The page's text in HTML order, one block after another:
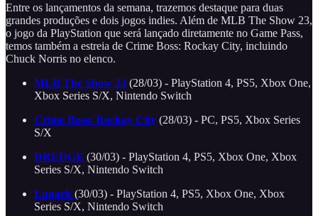
Entre os lançamentos da semana, trazemos destaque para duas
grandes produções e dois jogos indies. Além de MLB The Show 23,
o jogo da PlayStation que será lançado diretamente no Game Pass,
temos também a estreia de Crime Boss: Rockay City, incluindo
Chuck Norris no elenco.
MLB The Show 23 (28/03) - PlayStation 4, PS5, Xbox One,
Xbox Series S/X, Nintendo Switch
Crime Boss: Rockay City (28/03) - PC, PS5, Xbox Series
S/X
DREDGE (30/03) - PlayStation 4, PS5, Xbox One, Xbox
Series S/X, Nintendo Switch
Lunark (30/03) - PlayStation 4, PS5, Xbox One, Xbox
Series S/X, Nintendo Switch